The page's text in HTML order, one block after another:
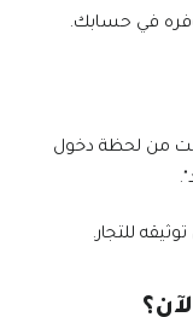
في حسابك.
من لحظة دخول
للتجار.